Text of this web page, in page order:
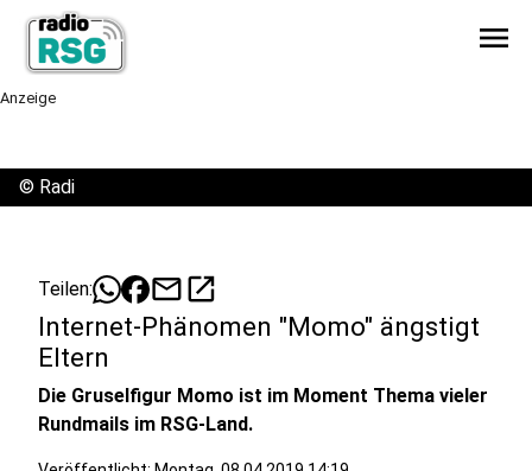
menu
Anzeige
© Radi
Teilen: mailopen_in_new
Internet-Phänomen "Momo" ängstigt
Eltern
Die Gruselfigur Momo ist im Moment Thema vieler
Rundmails im RSG-Land.